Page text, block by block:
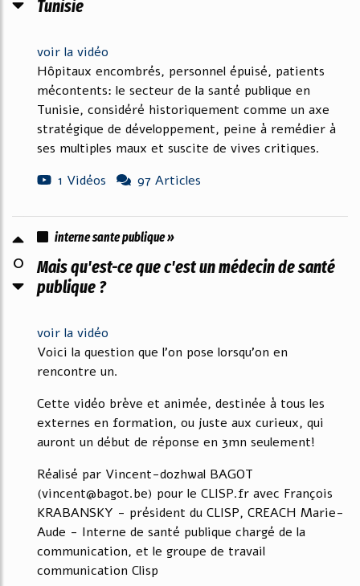
Tunisie
voir la vidéo
Hôpitaux encombrés, personnel épuisé, patients
mécontents: le secteur de la santé publique en
Tunisie, considéré historiquement comme un axe
stratégique de développement, peine à remédier à
ses multiples maux et suscite de vives critiques.
1 Vidéos
97 Articles
0
interne sante publique »
Mais qu'est-ce que c'est un médecin de santé
publique ?
voir la vidéo
Voici la question que l'on pose lorsqu'on en
rencontre un.
Cette vidéo brève et animée, destinée à tous les
externes en formation, ou juste aux curieux, qui
auront un début de réponse en 3mn seulement!
Réalisé par Vincent-dozhwal BAGOT
(vincent@bagot.be) pour le CLISP.fr avec François
KRABANSKY - président du CLISP, CREACH Marie-
Aude - Interne de santé publique chargé de la
communication, et le groupe de travail
communication Clisp